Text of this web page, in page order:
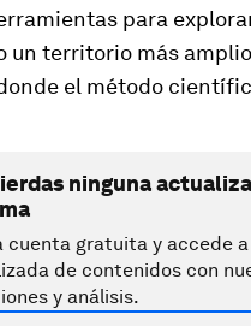
para
un territorio más
el método
ninguna
cuenta gratuita y accede
de contenidos con
y análisis.